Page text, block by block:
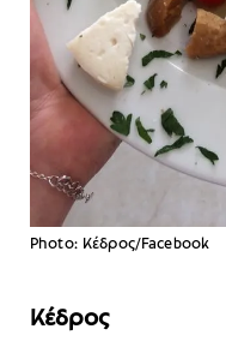
Photo: Κέδρος/Facebook
Κέδρος